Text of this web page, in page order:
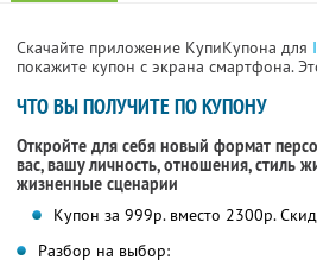
Скачайте приложение КупиКупона для
покажите купон с экрана смартфона.
ЧТО ВЫ ПОЛУЧИТЕ ПО КУПОНУ
Откройте для себя новый формат
вас, вашу личность, отношения, стиль
жизненные сценарии
Купон за 999р. вместо 2300р.
Разбор на выбор: